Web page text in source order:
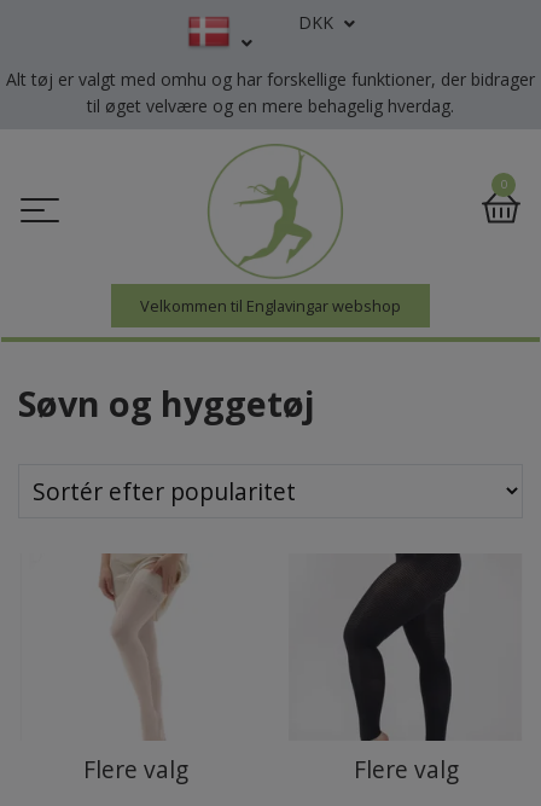
DKK
Alt tøj er valgt med omhu og har forskellige funktioner, der bidrager
til øget velvære og en mere behagelig hverdag.
Velkommen til Englavingar webshop
0
Søvn og hyggetøj
Flere valg Flere valg